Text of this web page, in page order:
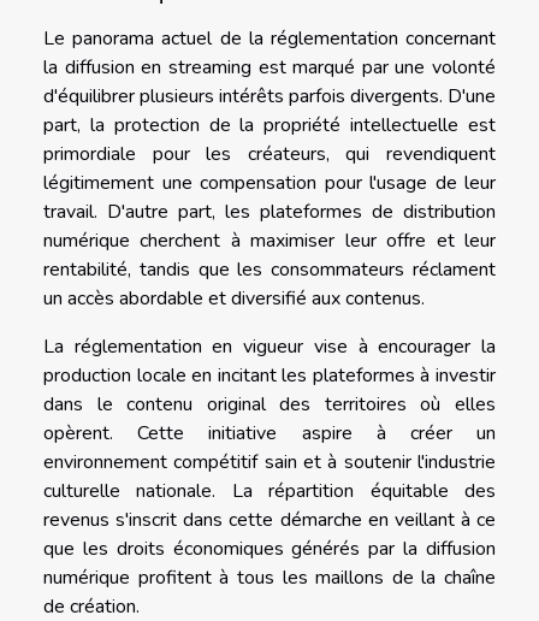
Le panorama actuel de la réglementation concernant
la diffusion en streaming est marqué par une volonté
d'équilibrer plusieurs intérêts parfois divergents. D'une
part, la protection de la propriété intellectuelle est
primordiale pour les créateurs, qui revendiquent
légitimement une compensation pour l'usage de leur
travail. D'autre part, les plateformes de distribution
numérique cherchent à maximiser leur offre et leur
rentabilité, tandis que les consommateurs réclament
un accès abordable et diversifié aux contenus.
La réglementation en vigueur vise à encourager la
production locale en incitant les plateformes à investir
dans le contenu original des territoires où elles
opèrent. Cette initiative aspire à créer un
environnement compétitif sain et à soutenir l'industrie
culturelle nationale. La répartition équitable des
revenus s'inscrit dans cette démarche en veillant à ce
que les droits économiques générés par la diffusion
numérique profitent à tous les maillons de la chaîne
de création.